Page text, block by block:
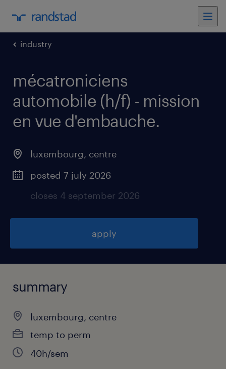
industry
mécatroniciens
automobile (h/f) - mission
en vue d'embauche.
luxembourg, centre
posted 7 july 2026
closes 4 september 2026
apply
summary
luxembourg, centre
temp to perm
40h/sem